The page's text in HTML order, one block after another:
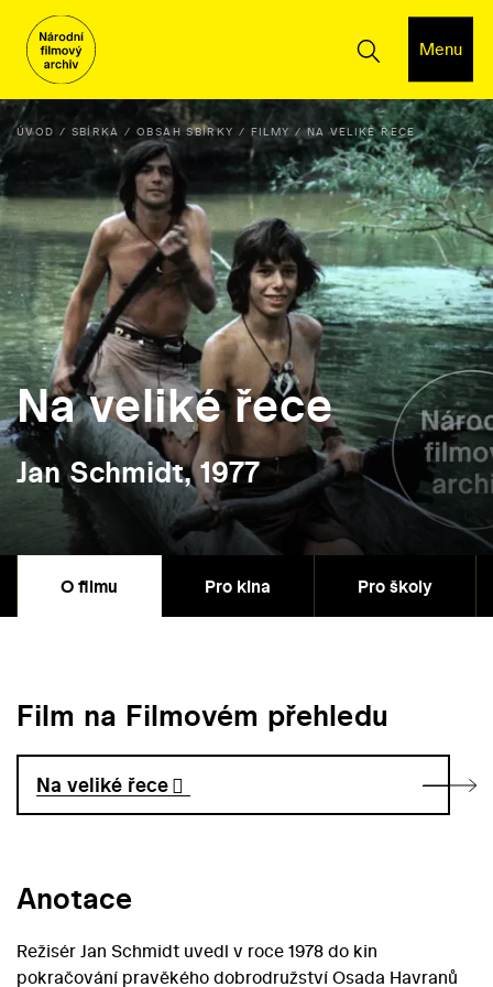
Menu
ÚVOD SBÍRKA OBSAH SBÍRKY FILMY NA VELIKÉ ŘECE
Na veliké řece
Jan Schmidt, 1977
O filmu Pro kina Pro školy
Film na Filmovém přehledu
Na veliké řece
Anotace
Režisér Jan Schmidt uvedl v roce 1978 do kin
pokračování pravěkého dobrodružství Osada Havranů